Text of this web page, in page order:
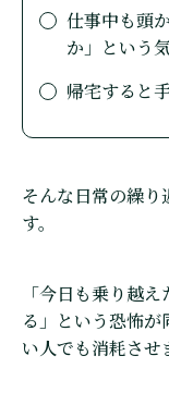
仕事中も頭
か」という
帰宅すると
そんな日常の繰り
す。
「今日も乗り越
る」という恐怖
い人でも消耗させ